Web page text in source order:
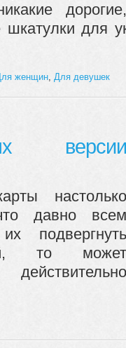
дорогие,
шкатулки для
женщин Для девушек
версии
настолько
давно всем
подвергнуть
то может